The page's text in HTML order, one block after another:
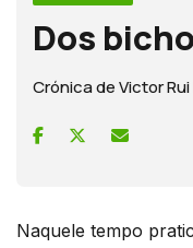
Dos
Crónica de Victor Rui
Naquele tempo